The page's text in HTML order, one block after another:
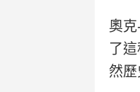
奧
了
然